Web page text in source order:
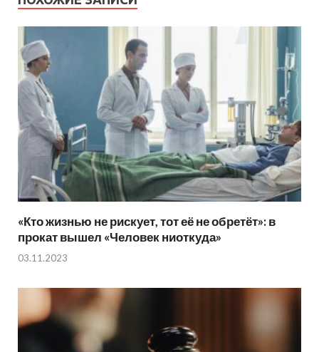
«Кто жизнью не рискует, тот её не обретёт»: в
прокат вышел «Человек ниоткуда»
03.11.2023